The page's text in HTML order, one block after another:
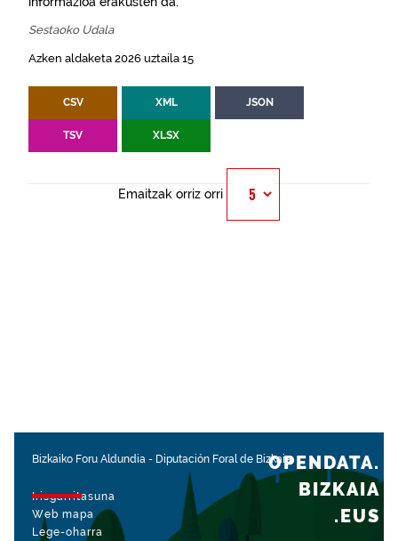
Sestaoko Udala
Azken aldaketa 2026 uztaila 15
CSV XML JSON
TSV XLSX
Emaitzak orriz orri
Bizkaiko Foru Aldundia - Diputación Foral de Bizkaia
Irisgarritasuna
Web mapa
Lege-oharra
OPENDATA.
BIZKAIA
.EUS